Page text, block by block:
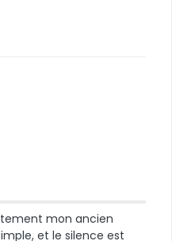
mon ancien
et le silence est